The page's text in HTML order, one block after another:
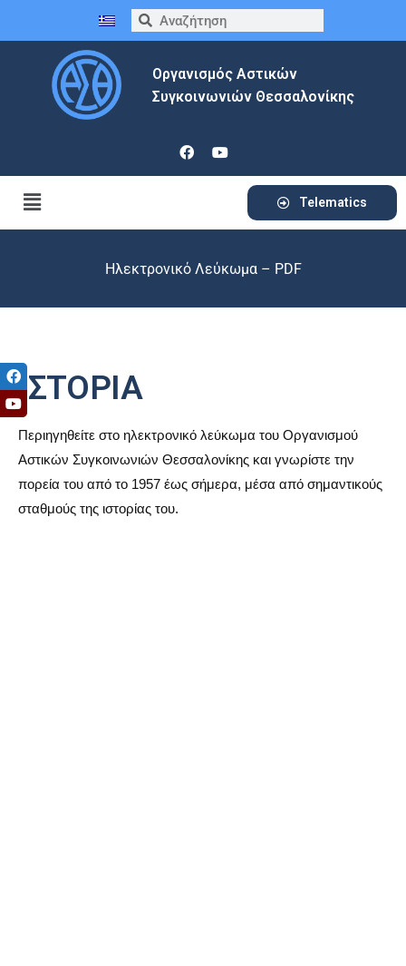
Οργανισμός Αστικών
Συγκοινωνιών Θεσσαλονίκης
Telematics
Ηλεκτρονικό Λεύκωμα – PDF
ΙΣΤΟΡΙΑ
Περιηγηθείτε στο ηλεκτρονικό λεύκωμα του Οργανισμού
Αστικών Συγκοινωνιών Θεσσαλονίκης και γνωρίστε την
πορεία του από το 1957 έως σήμερα, μέσα από σημαντικούς
σταθμούς της ιστορίας του.